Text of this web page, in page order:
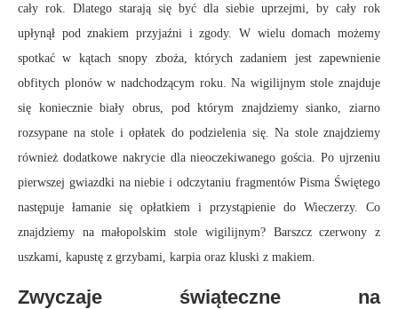
cały rok. Dlatego starają się być dla siebie uprzejmi, by cały rok
upłynął pod znakiem przyjaźni i zgody. W wielu domach możemy
spotkać w kątach snopy zboża, których zadaniem jest zapewnienie
obfitych plonów w nadchodzącym roku. Na wigilijnym stole znajduje
się koniecznie biały obrus, pod którym znajdziemy sianko, ziarno
rozsypane na stole i opłatek do podzielenia się. Na stole znajdziemy
również dodatkowe nakrycie dla nieoczekiwanego gościa. Po ujrzeniu
pierwszej gwiazdki na niebie i odczytaniu fragmentów Pisma Świętego
następuje łamanie się opłatkiem i przystąpienie do Wieczerzy. Co
znajdziemy na małopolskim stole wigilijnym? Barszcz czerwony z
uszkami, kapustę z grzybami, karpia oraz kluski z makiem.
Zwyczaje świąteczne na